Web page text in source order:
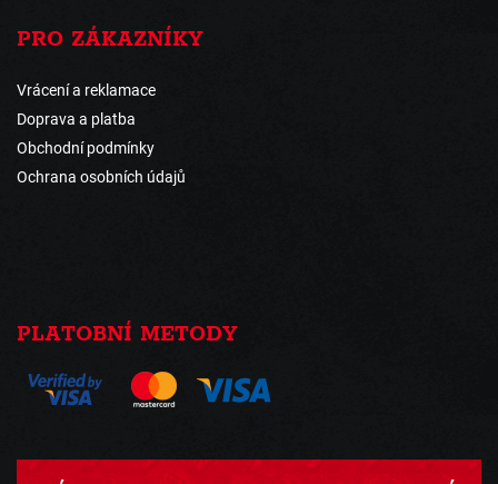
PRO ZÁKAZNÍKY
Vrácení a reklamace
Doprava a platba
Obchodní podmínky
Ochrana osobních údajů
PLATOBNÍ METODY